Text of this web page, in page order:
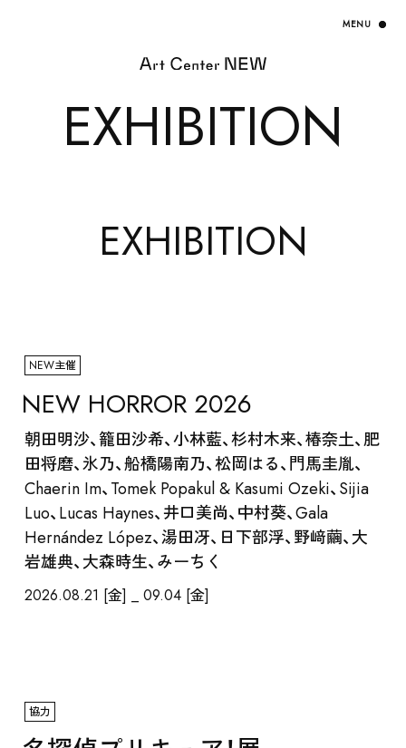
HOME
EXHIBITION
ARTISTS / CURATOR
EXHIBITION
EXHIBITION
NEW主催
NEW HORROR 2026
朝田明沙、籠田沙希、小林藍、杉村木来、椿奈土、肥
田将磨、氷乃、船橋陽南乃、松岡はる、門馬圭胤、
Chaerin Im、Tomek Popakul & Kasumi Ozeki、Sijia
Luo、Lucas Haynes、井口美尚、中村葵、Gala
Hernández López、湯田冴、日下部浮、野﨑繭、大
岩雄典、大森時生、みーちく
2026.08.21 [金] _ 09.04 [金]
協力